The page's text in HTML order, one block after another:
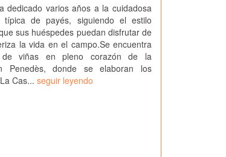
dedicado varios años a la cuidadosa
de payés, siguiendo el estilo
sus huéspedes puedan disfrutar de
la vida en el campo.Se encuentra
viñas en pleno corazón de la
Penedès, donde se elaboran los
Cas... seguir leyendo